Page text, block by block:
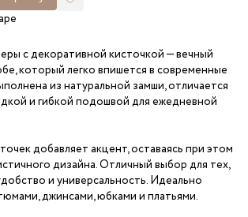
с декоративной кисточкой — вечный
который легко впишется в современные
из натуральной замши, отличается
и гибкой подошвой для ежедневной
добавляет акцент, оставаясь при этом
дизайна. Отличный выбор для тех,
и универсальность. Идеально
джинсами, юбками и платьями.